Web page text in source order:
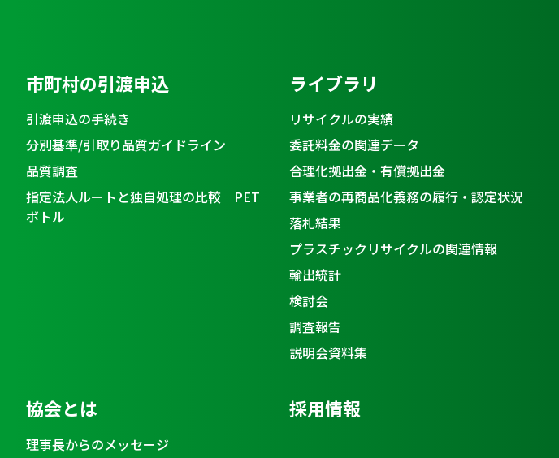
市町村の引渡申込
引渡申込の手続き
分別基準/引取り品質ガイドライン
品質調査
指定法人ルートと独自処理の比較 PET
ボトル
ライブラリ
リサイクルの実績
委託料金の関連データ
合理化拠出金・有償拠出金
事業者の再商品化義務の履行・認定状況
落札結果
プラスチックリサイクルの関連情報
輸出統計
検討会
調査報告
説明会資料集
協会とは
理事長からのメッセージ
採用情報